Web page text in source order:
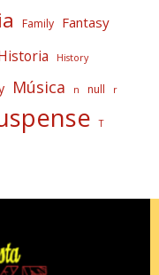
Family Fantasy
History
Música n null r
T